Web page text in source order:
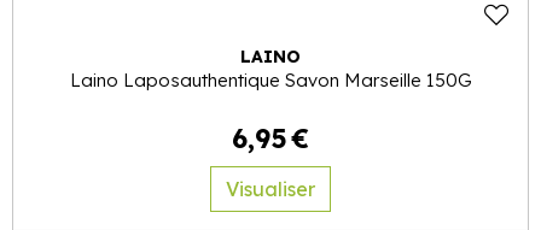
LAINO
Laino Laposauthentique Savon Marseille 150G
6,95€
Visualiser